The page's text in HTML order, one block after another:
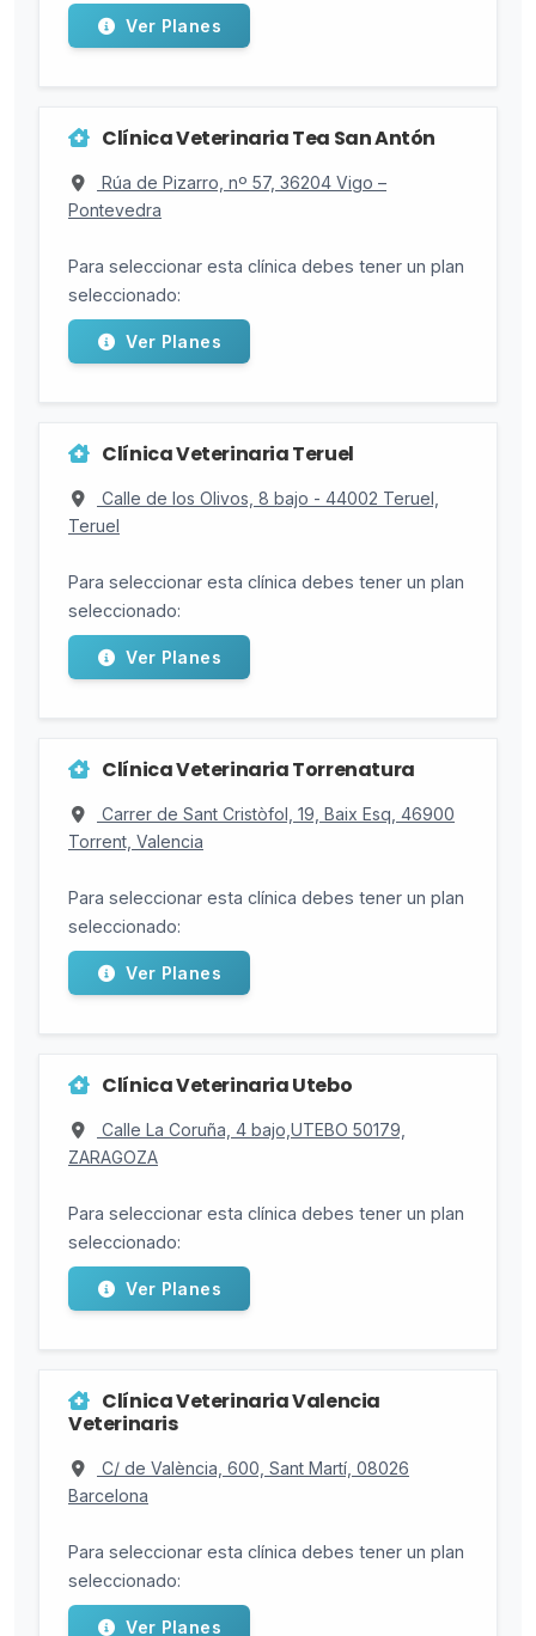
Ver Planes
Clínica Veterinaria Tea San Antón
Rúa de Pizarro, nº 57, 36204 Vigo –
Pontevedra
Para seleccionar esta clínica debes tener un plan
seleccionado:
Ver Planes
Clínica Veterinaria Teruel
Calle de los Olivos, 8 bajo - 44002 Teruel,
Teruel
Para seleccionar esta clínica debes tener un plan
seleccionado:
Ver Planes
Clínica Veterinaria Torrenatura
Carrer de Sant Cristòfol, 19, Baix Esq, 46900
Torrent, Valencia
Para seleccionar esta clínica debes tener un plan
seleccionado:
Ver Planes
Clínica Veterinaria Utebo
Calle La Coruña, 4 bajo,UTEBO 50179,
ZARAGOZA
Para seleccionar esta clínica debes tener un plan
seleccionado:
Ver Planes
Clínica Veterinaria Valencia
Veterinaris
C/ de València, 600, Sant Martí, 08026
Barcelona
Para seleccionar esta clínica debes tener un plan
seleccionado:
Ver Planes